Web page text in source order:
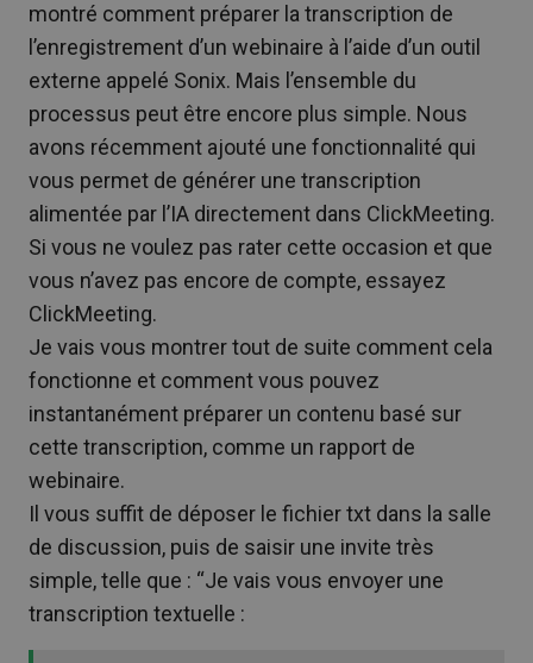
montré comment préparer la transcription de
l’enregistrement d’un webinaire à l’aide d’un outil
externe appelé Sonix. Mais l’ensemble du
processus peut être encore plus simple. Nous
avons récemment ajouté une fonctionnalité qui
vous permet de générer une transcription
alimentée par l’IA directement dans ClickMeeting.
Si vous ne voulez pas rater cette occasion et que
vous n’avez pas encore de compte, essayez
ClickMeeting.
Je vais vous montrer tout de suite comment cela
fonctionne et comment vous pouvez
instantanément préparer un contenu basé sur
cette transcription, comme un rapport de
webinaire.
Il vous suffit de déposer le fichier txt dans la salle
de discussion, puis de saisir une invite très
simple, telle que : “Je vais vous envoyer une
transcription textuelle :